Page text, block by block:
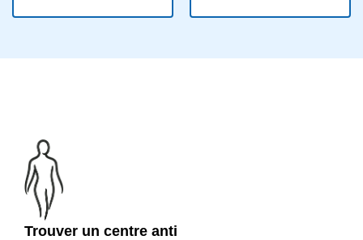
Trouver un centre anti